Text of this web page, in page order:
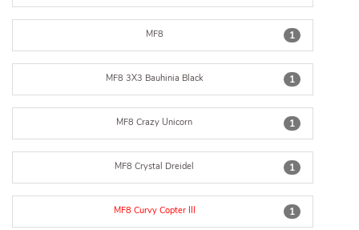
1
MF8
1
MF8 3X3 Bauhinia Black
1
MF8 Crazy Unicorn
1
MF8 Crystal Dreidel
1
MF8 Curvy Copter III